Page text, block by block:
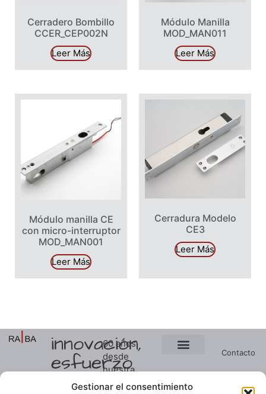
Gestionar el consentimiento
Cerradero Bombillo
CCER_CEP002N
Leer Más
Módulo Manilla
MOD_MAN011
Leer Más
Módulo manilla CE
con micro-interruptor
MOD_MAN001
Leer Más
Cerradura Modelo
CE3
Leer Más
innovación,
esfuerzo
y
60 años
desde
nuestra
primera
Contacto